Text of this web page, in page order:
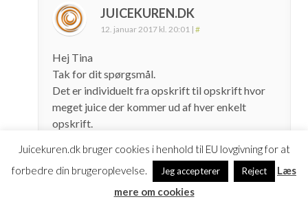
JUICEKUREN.DK
12. januar 2017 kl. 20:01 | #
Hej Tina
Tak for dit spørgsmål.
Det er individuelt fra opskrift til opskrift hvor
meget juice der kommer ud af hver enkelt
opskrift.
Grunden til at jeg har lavet opskrifterne på
denne måde er, at man kan smage de forskellige
opskrifter først, og så gange op med det antal
Juicekuren.dk bruger cookies i henhold til EU lovgivning for at
forbedre din brugeroplevelse.
Jeg accepterer Reject
Læs
mere om cookies